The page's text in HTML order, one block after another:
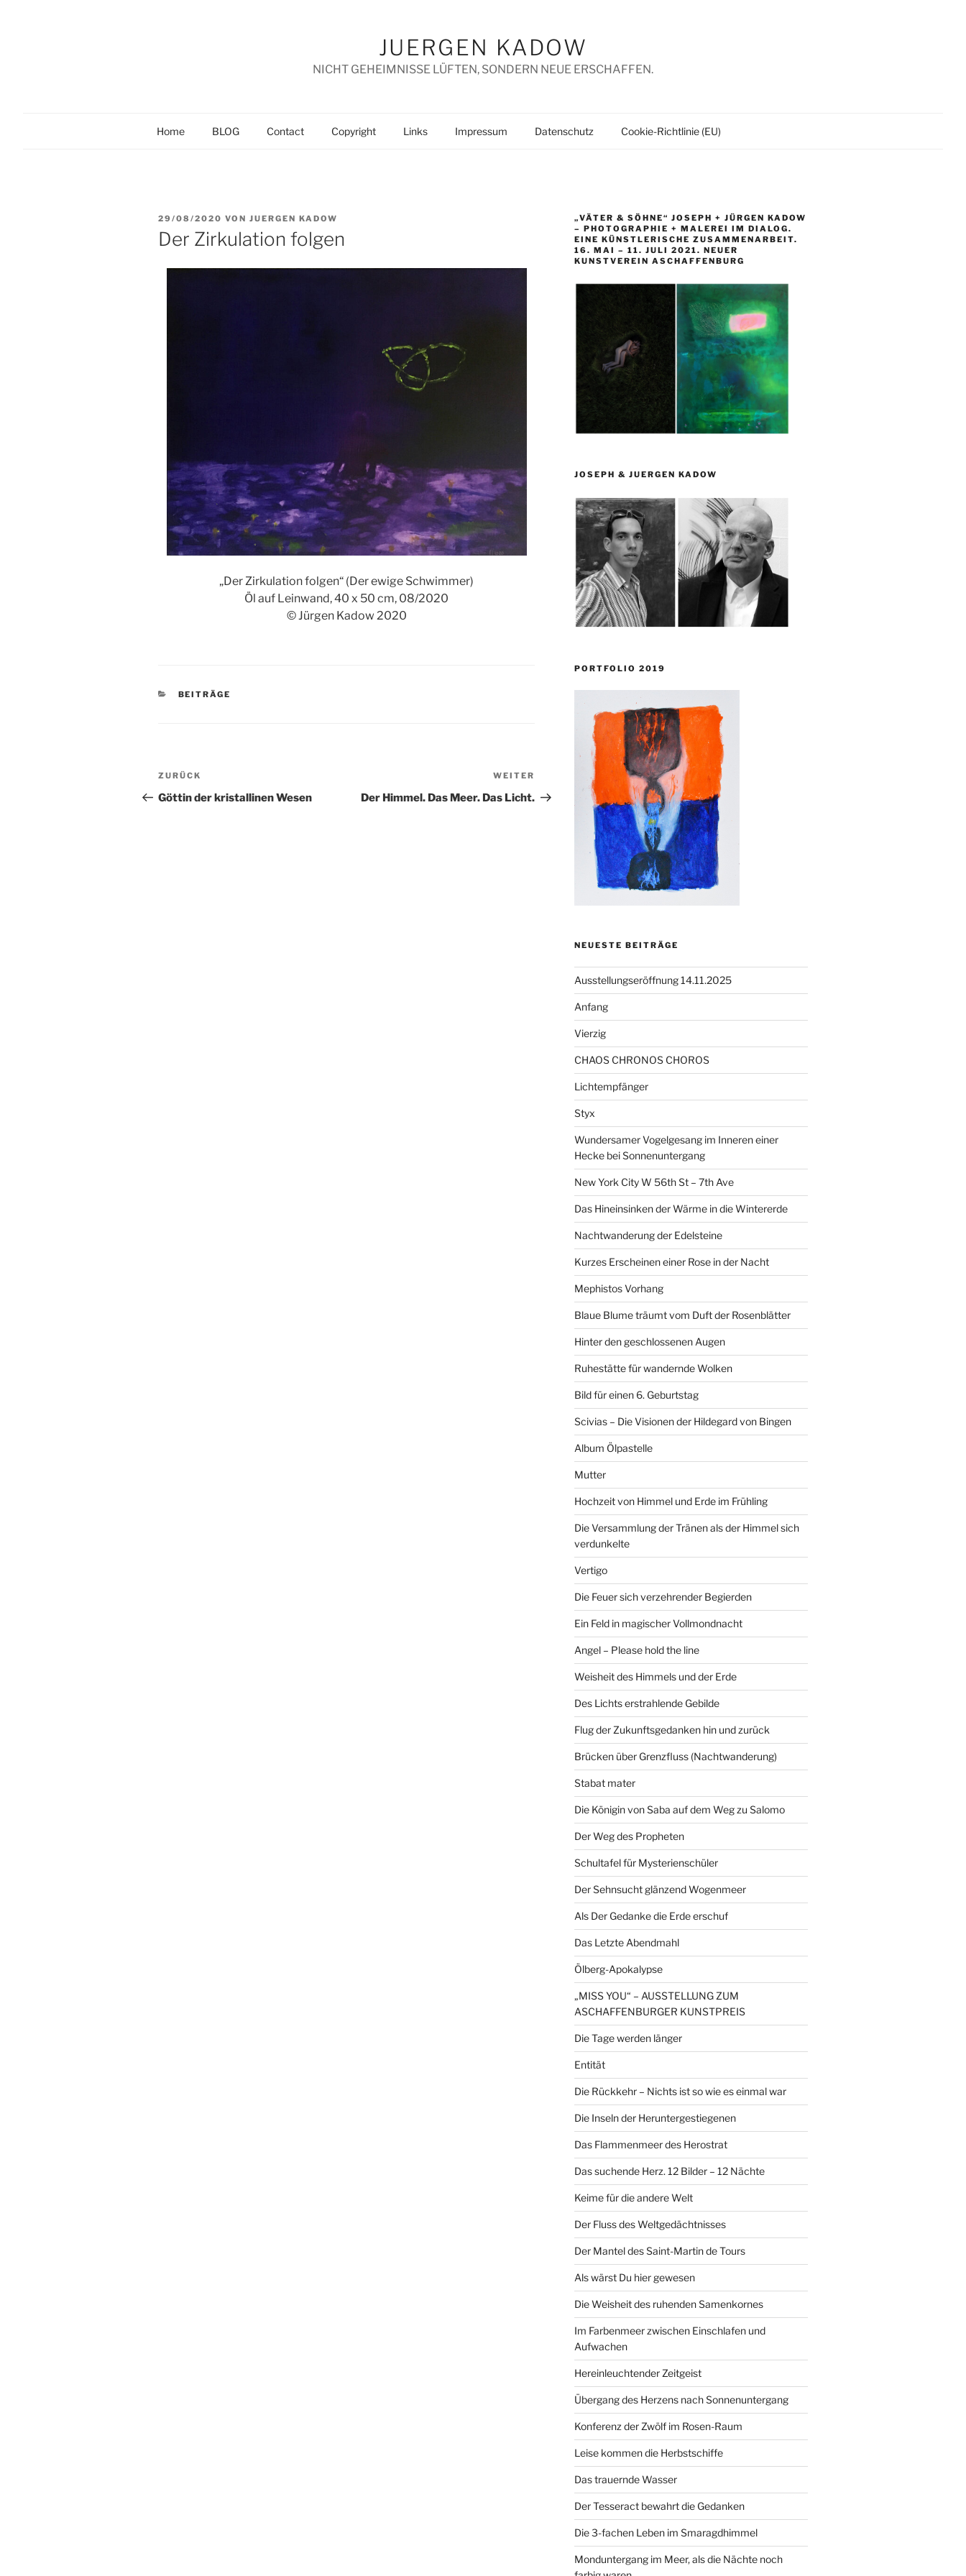
JUERGEN KADOW
NICHT GEHEIMNISSE LÜFTEN, SONDERN NEUE ERSCHAFFEN.
Home BLOG Contact Copyright Links Impressum Datenschutz Cookie-Richtlinie (EU)
VERÖFFENTLICHT
AM
29/08/2020 VON JUERGEN KADOW
Der Zirkulation folgen
„Der Zirkulation folgen“ (Der ewige Schwimmer)
Öl auf Leinwand, 40 x 50 cm, 08/2020
© Jürgen Kadow 2020
KATEGORIEN
BEITRÄGE
Beitragsnavigation
Vorheriger
Beitrag
ZURÜCK
Göttin der kristallinen Wesen
Beitrag
WEITER
Der Himmel. Das Meer. Das Licht.
„VÄTER & SÖHNE“ JOSEPH + JÜRGEN KADOW
– PHOTOGRAPHIE + MALEREI IM DIALOG.
EINE KÜNSTLERISCHE ZUSAMMENARBEIT.
16. MAI – 11. JULI 2021. NEUER
KUNSTVEREIN ASCHAFFENBURG
JOSEPH & JUERGEN KADOW
PORTFOLIO 2019
NEUESTE BEITRÄGE
Ausstellungseröffnung 14.11.2025
Anfang
Vierzig
CHAOS CHRONOS CHOROS
Lichtempfänger
Styx
Wundersamer Vogelgesang im Inneren einer
Hecke bei Sonnenuntergang
New York City W 56th St – 7th Ave
Das Hineinsinken der Wärme in die Wintererde
Nachtwanderung der Edelsteine
Kurzes Erscheinen einer Rose in der Nacht
Mephistos Vorhang
Blaue Blume träumt vom Duft der Rosenblätter
Hinter den geschlossenen Augen
Ruhestätte für wandernde Wolken
Bild für einen 6. Geburtstag
Scivias – Die Visionen der Hildegard von Bingen
Album Ölpastelle
Mutter
Hochzeit von Himmel und Erde im Frühling
Die Versammlung der Tränen als der Himmel sich
verdunkelte
Vertigo
Die Feuer sich verzehrender Begierden
Ein Feld in magischer Vollmondnacht
Angel – Please hold the line
Weisheit des Himmels und der Erde
Des Lichts erstrahlende Gebilde
Flug der Zukunftsgedanken hin und zurück
Brücken über Grenzfluss (Nachtwanderung)
Stabat mater
Die Königin von Saba auf dem Weg zu Salomo
Der Weg des Propheten
Schultafel für Mysterienschüler
Der Sehnsucht glänzend Wogenmeer
Als Der Gedanke die Erde erschuf
Das Letzte Abendmahl
Ölberg-Apokalypse
„MISS YOU“ – AUSSTELLUNG ZUM
ASCHAFFENBURGER KUNSTPREIS
Die Tage werden länger
Entität
Die Rückkehr – Nichts ist so wie es einmal war
Die Inseln der Heruntergestiegenen
Das Flammenmeer des Herostrat
Das suchende Herz. 12 Bilder – 12 Nächte
Keime für die andere Welt
Der Fluss des Weltgedächtnisses
Der Mantel des Saint-Martin de Tours
Als wärst Du hier gewesen
Die Weisheit des ruhenden Samenkornes
Im Farbenmeer zwischen Einschlafen und
Aufwachen
Hereinleuchtender Zeitgeist
Übergang des Herzens nach Sonnenuntergang
Konferenz der Zwölf im Rosen-Raum
Leise kommen die Herbstschiffe
Das trauernde Wasser
Der Tesseract bewahrt die Gedanken
Die 3-fachen Leben im Smaragdhimmel
Monduntergang im Meer, als die Nächte noch